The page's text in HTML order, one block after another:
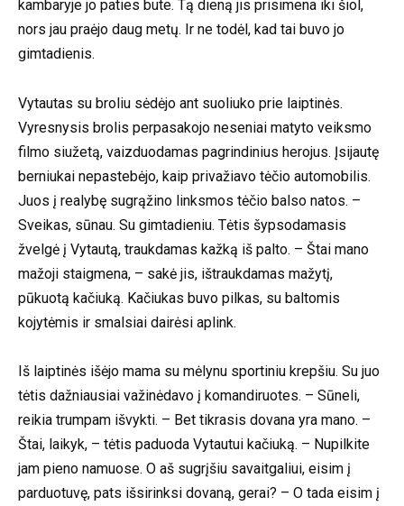
kambaryje jo paties bute. Tą dieną jis prisimena iki šiol,
nors jau praėjo daug metų. Ir ne todėl, kad tai buvo jo
gimtadienis.
Vytautas su broliu sėdėjo ant suoliuko prie laiptinės.
Vyresnysis brolis perpasakojo neseniai matyto veiksmo
filmo siužetą, vaizduodamas pagrindinius herojus. Įsijautę
berniukai nepastebėjo, kaip privažiavo tėčio automobilis.
Juos į realybę sugrąžino linksmos tėčio balso natos. –
Sveikas, sūnau. Su gimtadieniu. Tėtis šypsodamasis
žvelgė į Vytautą, traukdamas kažką iš palto. – Štai mano
mažoji staigmena, – sakė jis, ištraukdamas mažytį,
pūkuotą kačiuką. Kačiukas buvo pilkas, su baltomis
kojytėmis ir smalsiai dairėsi aplink.
Iš laiptinės išėjo mama su mėlynu sportiniu krepšiu. Su juo
tėtis dažniausiai važinėdavo į komandiruotes. – Sūneli,
reikia trumpam išvykti. – Bet tikrasis dovana yra mano. –
Štai, laikyk, – tėtis paduoda Vytautui kačiuką. – Nupilkite
jam pieno namuose. O aš sugrįšiu savaitgaliui, eisim į
parduotuvę, pats išsirinksi dovaną, gerai? – O tada eisim į